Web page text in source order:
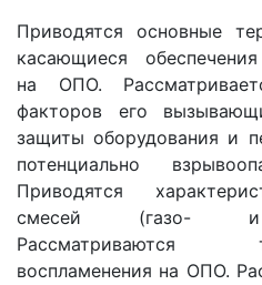
Приводятся основные
касающиеся
на ОПО.
факторов его
защиты оборудования и
потенциально
Приводятся
смесей (газо- и
Рассматриваются
воспламенения на ОПО.